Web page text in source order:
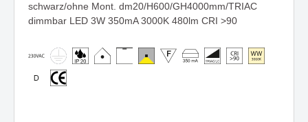
schwarz/ohne Mont. dm20/H600/GH4000mm/TRIAC
dimmbar LED 3W 350mA 3000K 480lm CRI >90